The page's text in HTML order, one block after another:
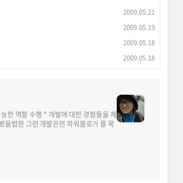
2009.05.21
2009.05.19
2009.05.18
2009.05.18
한 역할 수행 * 개발에 대한 경험들을 체
법한 그런 개발관련 파워블로거 를 목